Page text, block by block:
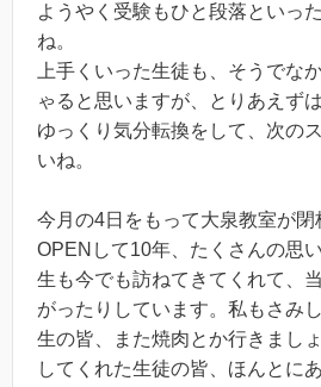
ようやく受験もひと段落といっ
ね。
上手くいった生徒も、そうでな
ゃると思いますが、とりあえず
ゆっくり気分転換をして、次の
いね。
今月の4日をもって大泉教室が閉
OPENして10年、たくさんの思
生も今でも訪ねてきてくれて、
がったりしています。私もさみ
生の皆、また焼肉とか行きまし
してくれた生徒の皆、ほんとに